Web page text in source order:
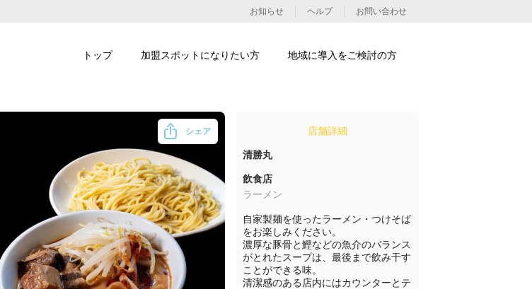
シェア 店舗詳細
清勝丸
飲食店
ラーメン
自家製麺を使ったラーメン・つけそば
をお楽しみください。
濃厚な豚骨と鰹などの魚介のバランス
がとれたスープは、最後まで飲み干す
ことができる味。
清潔感のある店内にはカウンターとテ
お知らせ ヘルプ お問い合わせ
トップ 加盟スポットになりたい方 地域に導入をご検討の方